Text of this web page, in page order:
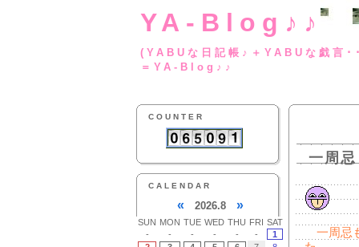
YA-Blog♪♪
(YABUな日記帳♪
＝YA-Blog♪♪
COUNTER
CALENDAR
« 2026.8 »
SUN MON TUE WED THU FRI SAT
-
- - - - -
1
一周
一周忌